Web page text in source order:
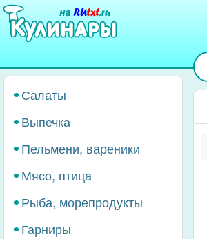
Перейти
основному
Салаты
Выпечка
Пельмени, вареники
Мясо, птица
Рыба, морепродукты
Гарниры